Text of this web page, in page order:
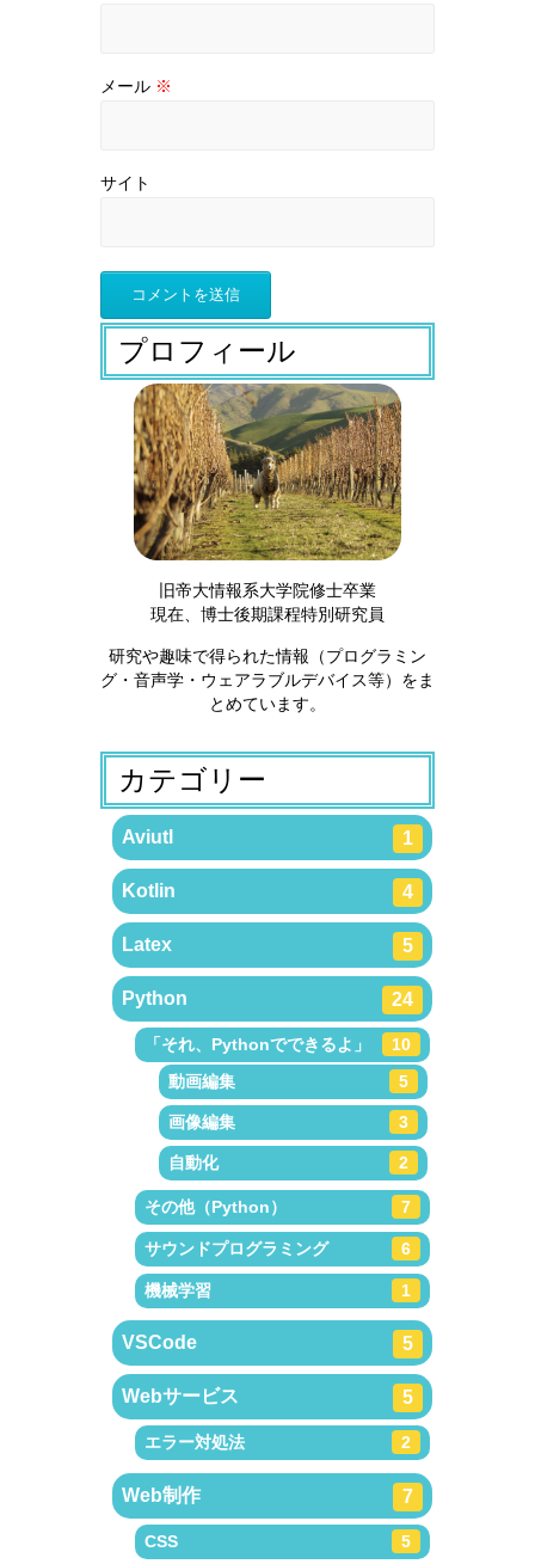
メール ※
サイト
プロフィール
旧帝大情報系大学院修士卒業
現在、博士後期課程特別研究員
研究や趣味で得られた情報（プログラミン
グ・音声学・ウェアラブルデバイス等）をま
とめています。
カテゴリー
Aviutl 1
Kotlin 4
Latex 5
Python 24
「それ、Pythonでできるよ」
10
動画編集
5
画像編集 3
自動化 2
その他（Python） 7
サウンドプログラミング 6
機械学習 1
VSCode 5
Webサービス 5
エラー対処法 2
Web制作 7
CSS 5